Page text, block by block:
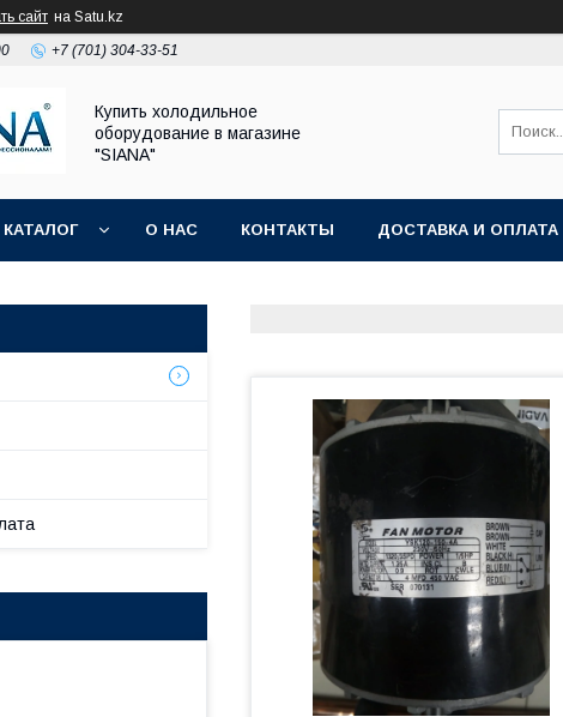
сайт на Satu.kz
+7 (701) 304-33-51
Купить холодильное
оборудование в магазине
"SIANA"
КАТАЛОГ О НАС КОНТАКТЫ ДОСТАВКА И ОПЛАТА